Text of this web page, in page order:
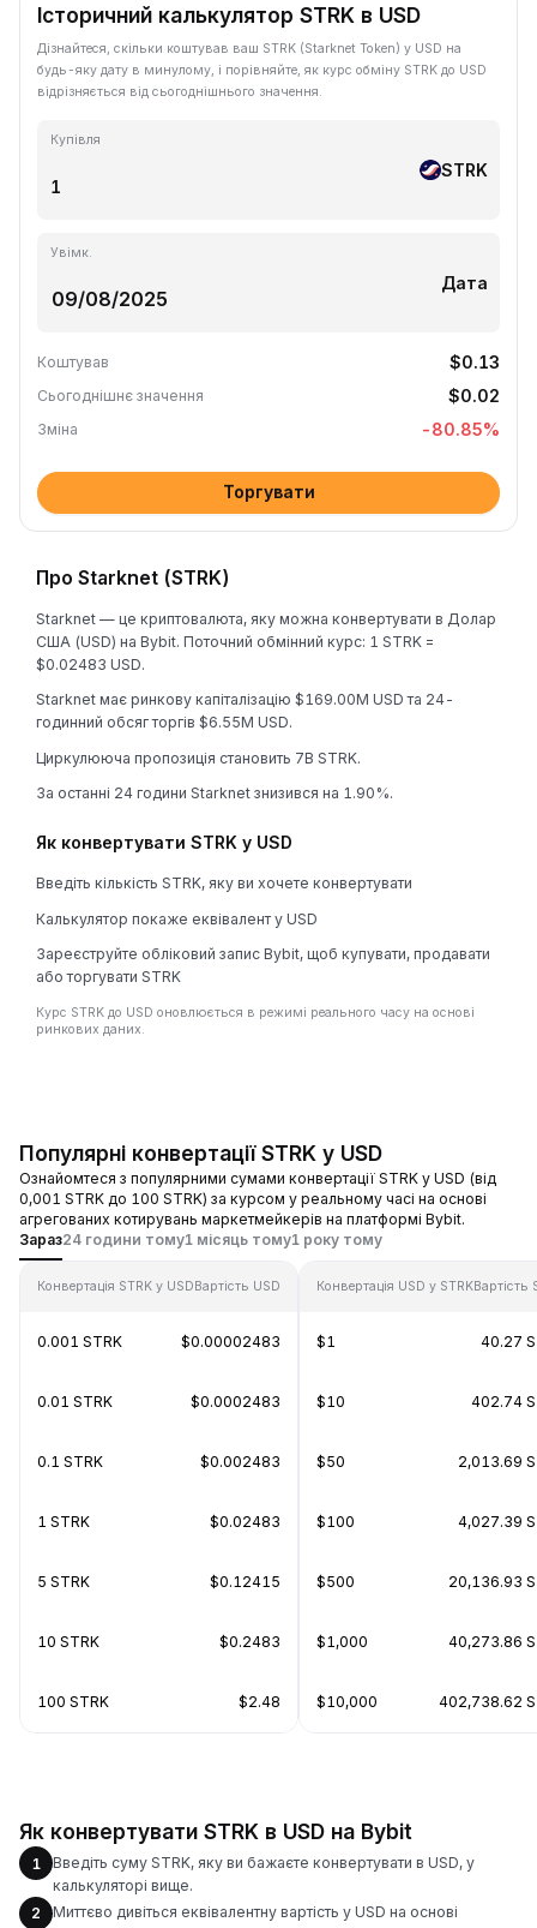
Історичний калькулятор STRK в USD
Дізнайтеся, скільки коштував ваш STRK (Starknet Token) у USD на
будь-яку дату в минулому, і порівняйте, як курс обміну STRK до USD
відрізняється від сьогоднішнього значення.
Купівля
STRK
Увімк.
Дата
Коштував $0.13
Сьогоднішнє значення $0.02
Зміна -80.85%
Торгувати
Про Starknet (STRK)
Starknet — це криптовалюта, яку можна конвертувати в Долар
США (USD) на Bybit. Поточний обмінний курс: 1 STRK =
$0.02483 USD.
Starknet має ринкову капіталізацію $169.00M USD та 24-
годинний обсяг торгів $6.55M USD.
Циркулююча пропозиція становить 7B STRK.
За останні 24 години Starknet знизився на 1.90%.
Як конвертувати STRK у USD
Введіть кількість STRK, яку ви хочете конвертувати
Калькулятор покаже еквівалент у USD
Зареєструйте обліковий запис Bybit, щоб купувати, продавати
або торгувати STRK
Курс STRK до USD оновлюється в режимі реального часу на основі
ринкових даних.
Популярні конвертації STRK у USD
Ознайомтеся з популярними сумами конвертації STRK у USD (від
0,001 STRK до 100 STRK) за курсом у реальному часі на основі
агрегованих котирувань маркетмейкерів на платформі Bybit.
Зараз24 години тому1 місяць тому1 року тому
Конвертація STRK у USDВартість USD
0.001 STRK $0.00002483
0.01 STRK $0.0002483
0.1 STRK $0.002483
1 STRK $0.02483
5 STRK $0.12415
10 STRK $0.2483
100 STRK $2.48
Конвертація USD у STRKВартість
$1 40.27
$10 402.74
$50 2,013.69
$100 4,027.39
$500 20,136.93
$1,000 40,273.86
$10,000 402,738.62
Як конвертувати STRK в USD на Bybit
1
Введіть суму STRK, яку ви бажаєте конвертувати в USD, у
калькуляторі вище.
2
Миттєво дивіться еквівалентну вартість у USD на основі